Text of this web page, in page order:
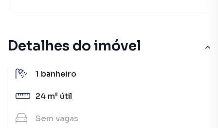
Detalhes do imóvel
1 banheiro
24 m² útil
Sem vagas